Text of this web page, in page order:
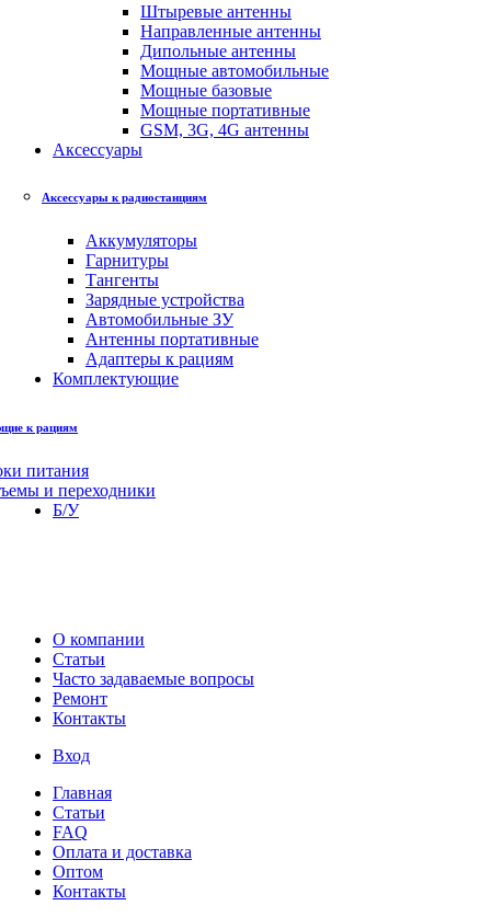
Штыревые антенны
Направленные антенны
Дипольные антенны
Мощные автомобильные
Мощные базовые
Мощные портативные
GSM, 3G, 4G антенны
Аксессуары
Аксессуары к радиостанциям
Аккумуляторы
Гарнитуры
Тангенты
Зарядные устройства
Автомобильные ЗУ
Антенны портативные
Адаптеры к рациям
Комплектующие
к рациям
питания
и переходники
Б/У
О компании
Статьи
Часто задаваемые вопросы
Ремонт
Контакты
Вход
Главная
Статьи
FAQ
Оплата и доставка
Оптом
Контакты